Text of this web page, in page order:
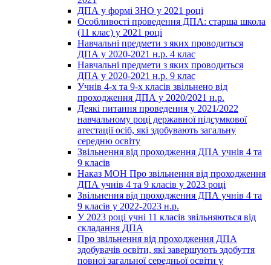
ДПА у формі ЗНО у 2021 році
Особливості проведення ДПА: старша школа
(11 клас) у 2021 році
Навчальні предмети з яких проводиться
ДПА у 2020-2021 н.р. 4 клас
Навчальні предмети з яких проводиться
ДПА у 2020-2021 н.р. 9 клас
Учнів 4-х та 9-х класів звільнено від
проходження ДПА у 2020/2021 н.р.
Деякі питання проведення у 2021/2022
навчальному році державної підсумкової
атестації осіб, які здобувають загальну
середню освіту
Звільнення від проходження ДПА учнів 4 та
9 класів
Наказ МОН Про звільнення від проходження
ДПА учнів 4 та 9 класів у 2023 році
Звільнення від проходження ДПА учнів 4 та
9 класів у 2022-2023 н.р.
У 2023 році учні 11 класів звільняються від
складання ДПА
Про звільнення від проходження ДПА
здобувачів освіти, які завершують здобуття
повної загальної середньої освіти у